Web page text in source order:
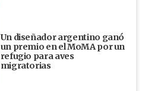
Un diseñador argentino ganó
un premio en el MoMA por un
refugio para aves
migratorias